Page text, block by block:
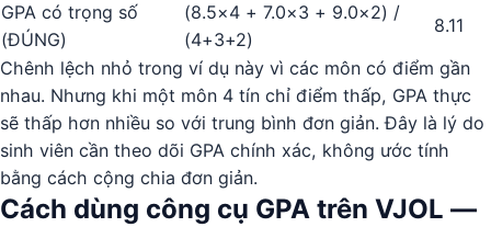
GPA có trọng số
(ĐÚNG)
(8.5×4 + 7.0×3 + 9.0×2) /
(4+3+2)
8.11
Chênh lệch nhỏ trong ví dụ này vì các môn có điểm gần
nhau. Nhưng khi một môn 4 tín chỉ điểm thấp, GPA thực
sẽ thấp hơn nhiều so với trung bình đơn giản. Đây là lý do
sinh viên cần theo dõi GPA chính xác, không ước tính
bằng cách cộng chia đơn giản.
Cách dùng công cụ GPA trên VJOL —